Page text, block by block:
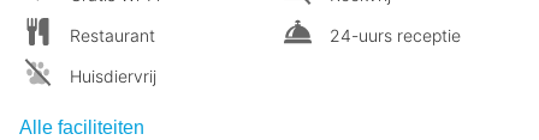
Restaurant
Huisdiervrij
24-uurs receptie
Alle faciliteiten